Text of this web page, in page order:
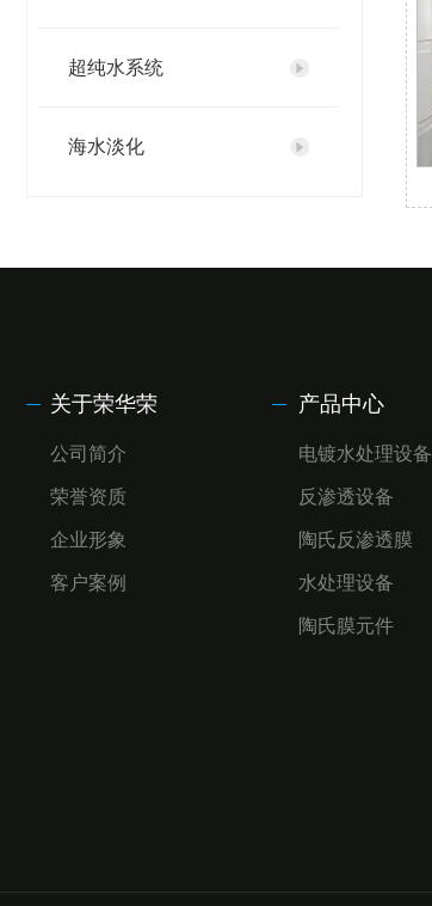
超纯水系统
海水淡化
陶氏反渗透膜
PLC可编程程序编写
关于荣华荣
公司简介
荣誉资质
企业形象
客户案例
产品中心
电镀水处理设备
反渗透设备
陶氏反渗透膜
水处理设备
陶氏膜元件